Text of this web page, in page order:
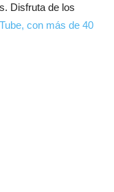
Disfruta de los
con más de 40